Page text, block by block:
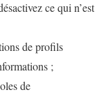
ce qui n’est
de profils
;
de